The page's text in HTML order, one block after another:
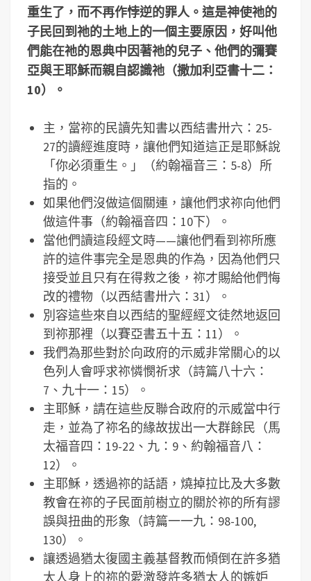
重生了，而不再作悖逆的罪人。這是神使祂的
子民回到祂的土地上的一個主要原因，好叫他
們能在祂的恩典中因著祂的兒子、他們的彌賽
亞與王耶穌而親自認識祂（撒加利亞書十二：
10）。
主，當祢的民讀先知書以西結書卅六：25-
27的讀經進度時，讓他們知道這正是耶穌說
「你必須重生。」（約翰福音三：5-8）所
指的。
如果他們沒做這個關連，讓他們求祢向他們
做這件事（約翰福音四：10下）。
當他們讀這段經文時——讓他們看到祢所應
許的這件事完全是恩典的作為，因為他們只
接受並且只有在得救之後，祢才賜給他們悔
改的禮物（以西結書卅六：31）。
別容這些來自以西結的聖經經文徒然地返回
到祢那裡（以賽亞書五十五：11）。
我們為那些對於向政府的示威非常關心的以
色列人會呼求祢憐憫祈求（詩篇八十六：
7、九十一：15）。
主耶穌，請在這些反聯合政府的示威當中行
走，並為了祢名的緣故拔出一大群餘民（馬
太福音四：19-22、九：9、約翰福音八：
12）。
主耶穌，透過祢的話語，燒掉拉比及大多數
教會在祢的子民面前樹立的關於祢的所有謬
誤與扭曲的形象（詩篇一一九：98-100,
130）。
讓透過猶太復國主義基督教而傾倒在許多猶
太人身上的祢的愛激發許多猶太人的嫉妒